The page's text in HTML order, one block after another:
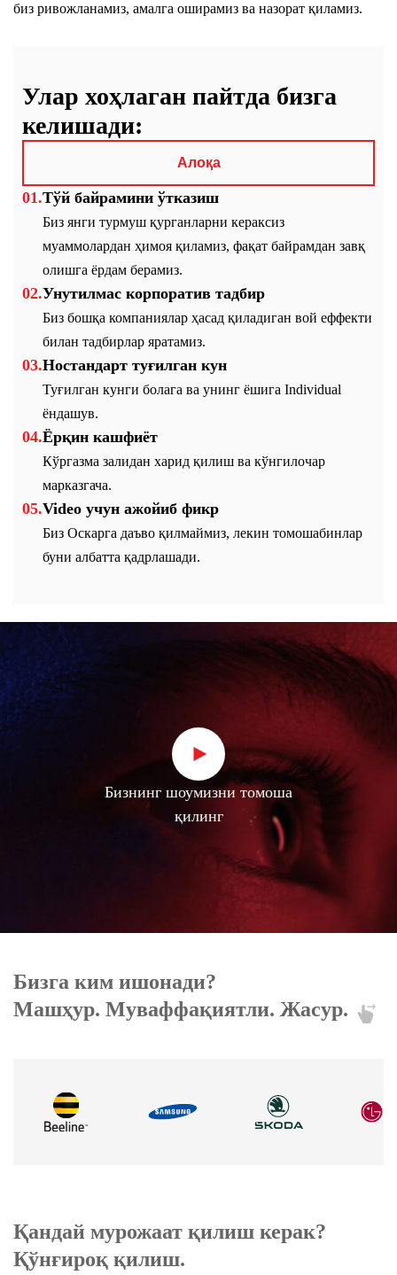
биз ривожланамиз, амалга оширамиз ва назорат қиламиз.
Улар хоҳлаган пайтда бизга
келишади:
Алоқа
Тўй байрамини ўтказиш
Биз янги турмуш қурганларни кераксиз
муаммолардан ҳимоя қиламиз, фақат байрамдан завқ
олишга ёрдам берамиз.
Унутилмас корпоратив тадбир
Биз бошқа компаниялар ҳасад қиладиган вой еффекти
билан тадбирлар яратамиз.
Ностандарт туғилган кун
Туғилган кунги болага ва унинг ёшига Individual
ёндашув.
Ёрқин кашфиёт
Кўргазма залидан харид қилиш ва кўнгилочар
марказгача.
Video учун ажойиб фикр
Биз Оскарга даъво қилмаймиз, лекин томошабинлар
буни албатта қадрлашади.
Бизнинг шоумизни томоша
қилинг
Бизга ким ишонади?
Машҳур. Муваффақиятли. Жасур.
Қандай мурожаат қилиш керак?
Қўнғироқ қилиш.